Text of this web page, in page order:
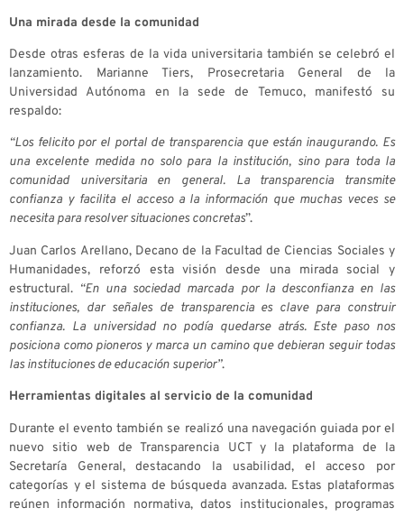
Una mirada desde la comunidad
Desde otras esferas de la vida universitaria también se celebró el
lanzamiento. Marianne Tiers, Prosecretaria General de la
Universidad Autónoma en la sede de Temuco, manifestó su
respaldo:
“Los felicito por el portal de transparencia que están inaugurando. Es
una excelente medida no solo para la institución, sino para toda la
comunidad universitaria en general. La transparencia transmite
confianza y facilita el acceso a la información que muchas veces se
necesita para resolver situaciones concretas”.
Juan Carlos Arellano, Decano de la Facultad de Ciencias Sociales y
Humanidades, reforzó esta visión desde una mirada social y
estructural. “En una sociedad marcada por la desconfianza en las
instituciones, dar señales de transparencia es clave para construir
confianza. La universidad no podía quedarse atrás. Este paso nos
posiciona como pioneros y marca un camino que debieran seguir todas
las instituciones de educación superior”.
Herramientas digitales al servicio de la comunidad
Durante el evento también se realizó una navegación guiada por el
nuevo sitio web de Transparencia UCT y la plataforma de la
Secretaría General, destacando la usabilidad, el acceso por
categorías y el sistema de búsqueda avanzada. Estas plataformas
reúnen información normativa, datos institucionales, programas